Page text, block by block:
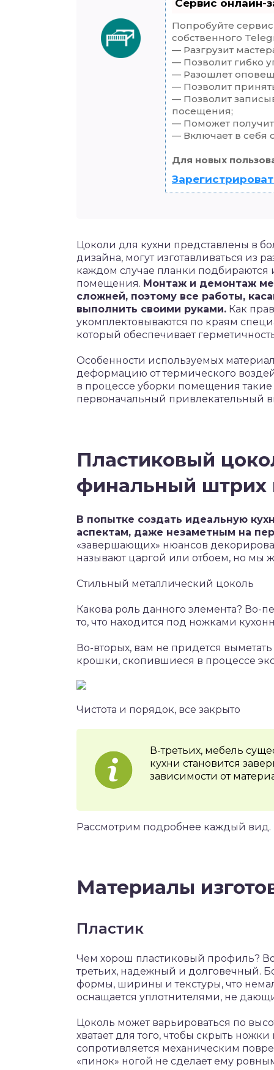
Сервис онлайн-
Попробуйте
собственного
— Разгрузит
— Позволит гибко
— Разошлет
— Позволит
— Позволит
посещения;
— Поможет
— Включает в себя
Для новых
Цоколи для кухни представлены в
дизайна, могут изготавливаться из
каждом случае планки
помещения. Монтаж и демонтаж
сложней, поэтому все работы,
выполнить своими руками. Как
укомплектовываются по краям
который обеспечивает
Особенности используемых
деформацию от термического
в процессе уборки помещения
первоначальный привлекательный
Пластиковый
финальный штрих
В попытке создать идеальную
аспектам, даже незаметным на
«завершающих» нюансов
называют царгой или отбоем, но мы
Стильный металлический цоколь
Какова роль данного элемента? Во-
то, что находится под ножками
Во-вторых, вам не придется
крошки, скопившиеся в процессе
Чистота и порядок, все закрыто
В-третьих, мебель
кухни становится
зависимости от
Рассмотрим подробнее каждый вид.
Материалы
Пластик
Чем хорош пластиковый профиль?
третьих, надежный и долговечный.
формы, ширины и текстуры, что
оснащается уплотнителями, не
Цоколь может варьироваться по
хватает для того, чтобы скрыть
сопротивляется механическим
«пинок» ногой не сделает ему